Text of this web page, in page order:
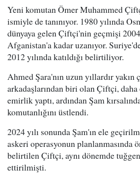
Yeni komutan Ömer Muhammed
ismiyle de tanınıyor. 1980 yılında
dünyaya gelen Çiftçi'nin geçmişi
Afganistan'a kadar uzanıyor.
2012 yılında katıldığı belirtiliyor.
Ahmed Şara'nın uzun yıllardır yakın
arkadaşlarından biri olan Çiftçi,
emirlik yaptı, ardından Şam
komutanlığını üstlendi.
2024 yılı sonunda Şam'ın ele
askeri operasyonun planlanmasında
belirtilen Çiftçi, aynı dönemde
ettirilmişti.